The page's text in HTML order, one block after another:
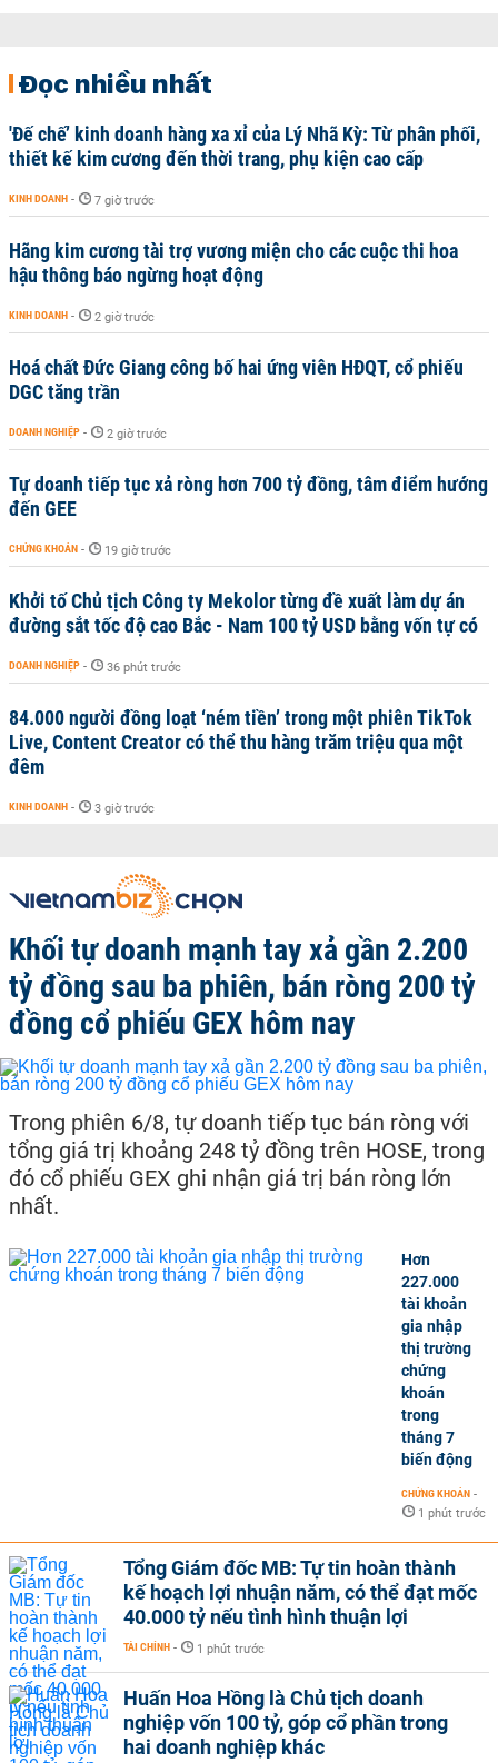
Đọc nhiều nhất
'Đế chế’ kinh doanh hàng xa xỉ của Lý Nhã Kỳ: Từ phân phối,
thiết kế kim cương đến thời trang, phụ kiện cao cấp
KINH DOANH - 7 giờ trước
Hãng kim cương tài trợ vương miện cho các cuộc thi hoa
hậu thông báo ngừng hoạt động
KINH DOANH - 2 giờ trước
Hoá chất Đức Giang công bố hai ứng viên HĐQT, cổ phiếu
DGC tăng trần
DOANH NGHIỆP - 2 giờ trước
Tự doanh tiếp tục xả ròng hơn 700 tỷ đồng, tâm điểm hướng
đến GEE
CHỨNG KHOÁN - 19 giờ trước
Khởi tố Chủ tịch Công ty Mekolor từng đề xuất làm dự án
đường sắt tốc độ cao Bắc - Nam 100 tỷ USD bằng vốn tự có
DOANH NGHIỆP - 36 phút trước
84.000 người đồng loạt ‘ném tiền’ trong một phiên TikTok
Live, Content Creator có thể thu hàng trăm triệu qua một
đêm
KINH DOANH - 3 giờ trước
Khối tự doanh mạnh tay xả gần 2.200
tỷ đồng sau ba phiên, bán ròng 200 tỷ
đồng cổ phiếu GEX hôm nay
Trong phiên 6/8, tự doanh tiếp tục bán ròng với
tổng giá trị khoảng 248 tỷ đồng trên HOSE, trong
đó cổ phiếu GEX ghi nhận giá trị bán ròng lớn
nhất.
Hơn
227.000
tài khoản
gia nhập
thị trường
chứng
khoán
trong
tháng 7
biến động
CHỨNG KHOÁN -
1 phút trước
Tổng Giám đốc MB: Tự tin hoàn thành
kế hoạch lợi nhuận năm, có thể đạt mốc
40.000 tỷ nếu tình hình thuận lợi
TÀI CHÍNH - 1 phút trước
Huấn Hoa Hồng là Chủ tịch doanh
nghiệp vốn 100 tỷ, góp cổ phần trong
hai doanh nghiệp khác